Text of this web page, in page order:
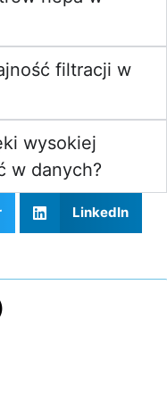
filtracji w
wysokiej
w danych?
LinkedIn